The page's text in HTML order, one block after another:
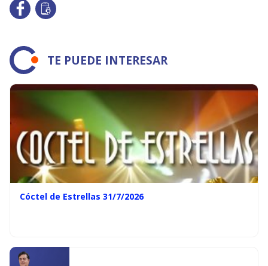
TE PUEDE INTERESAR
Cóctel de Estrellas 31/7/2026